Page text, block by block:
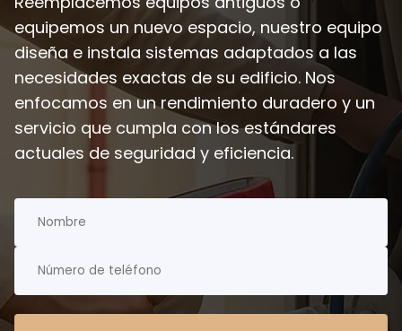
equipemos un nuevo espacio, nuestro equipo
diseña e instala sistemas adaptados a las
necesidades exactas de su edificio. Nos
enfocamos en un rendimiento duradero y un
servicio que cumpla con los estándares
actuales de seguridad y eficiencia.